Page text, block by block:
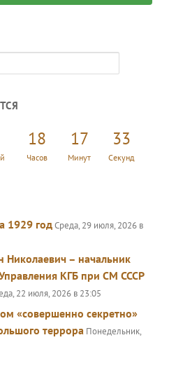
18
Часов
17
Минут
33
Секунд
1929 годСреда, 29 июля, 2026 в
– начальник
КГБ при СМ СССР
22 июля, 2026 в 23:05
«совершенно секретно»
террора Понедельник,